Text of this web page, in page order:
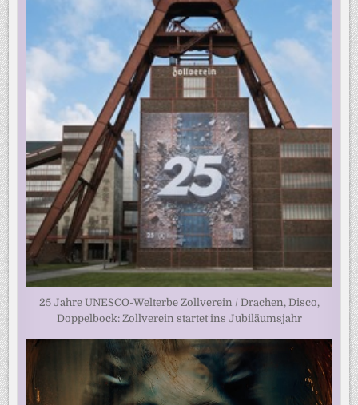
25 Jahre UNESCO-Welterbe Zollverein / Drachen, Disco,
Doppelbock: Zollverein startet ins Jubiläumsjahr